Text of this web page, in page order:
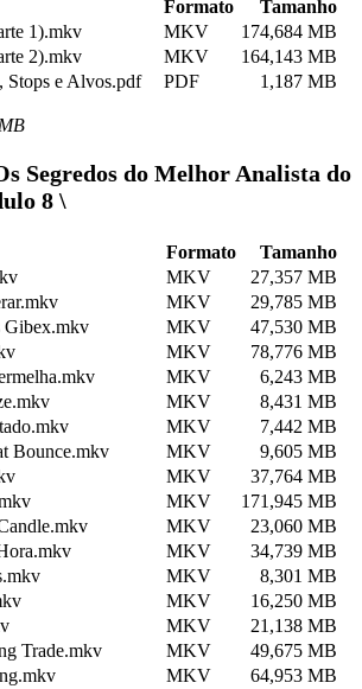
Formato
Tamanho
1).mkv
MKV
174,684 MB
2).mkv
MKV
164,143 MB
Stops e Alvos.pdf
PDF 1,187 MB
Segredos do Melhor Analista do
8 \
Formato
Tamanho
MKV
27,357 MB
MKV
29,785 MB
Gibex.mkv
MKV
47,530 MB
MKV
78,776 MB
MKV
6,243 MB
MKV
8,431 MB
MKV
7,442 MB
Bounce.mkv
MKV
9,605 MB
MKV
37,764 MB
MKV
171,945 MB
MKV
23,060 MB
MKV
34,739 MB
MKV
8,301 MB
MKV
16,250 MB
MKV
21,138 MB
Trade.mkv
MKV
49,675 MB
MKV
64,953 MB